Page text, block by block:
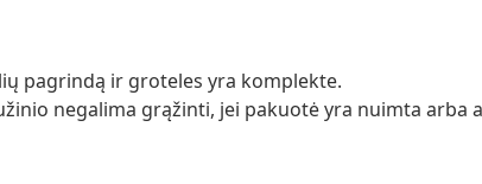
pagrindą ir groteles yra komplekte.
negalima grąžinti, jei pakuotė yra nuimta arba